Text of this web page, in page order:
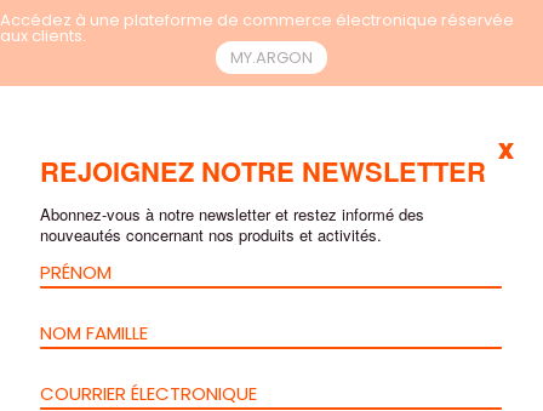
Accédez à une plateforme de commerce électronique réservée
aux clients.
MY.ARGON
REJOIGNEZ NOTRE NEWSLETTER
Abonnez-vous à notre newsletter et restez informé des
nouveautés concernant nos produits et activités.
x